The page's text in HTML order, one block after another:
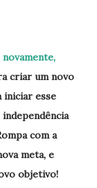
criar um novo
esse
com a
meta, e
objetivo!